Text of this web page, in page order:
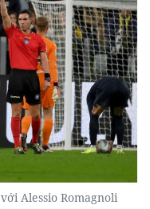
Alessio Romagnoli